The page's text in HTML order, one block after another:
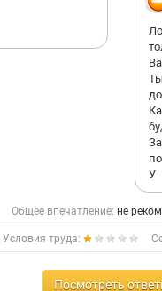
У
Общее впечатление: не
Условия труда:
Посмотреть